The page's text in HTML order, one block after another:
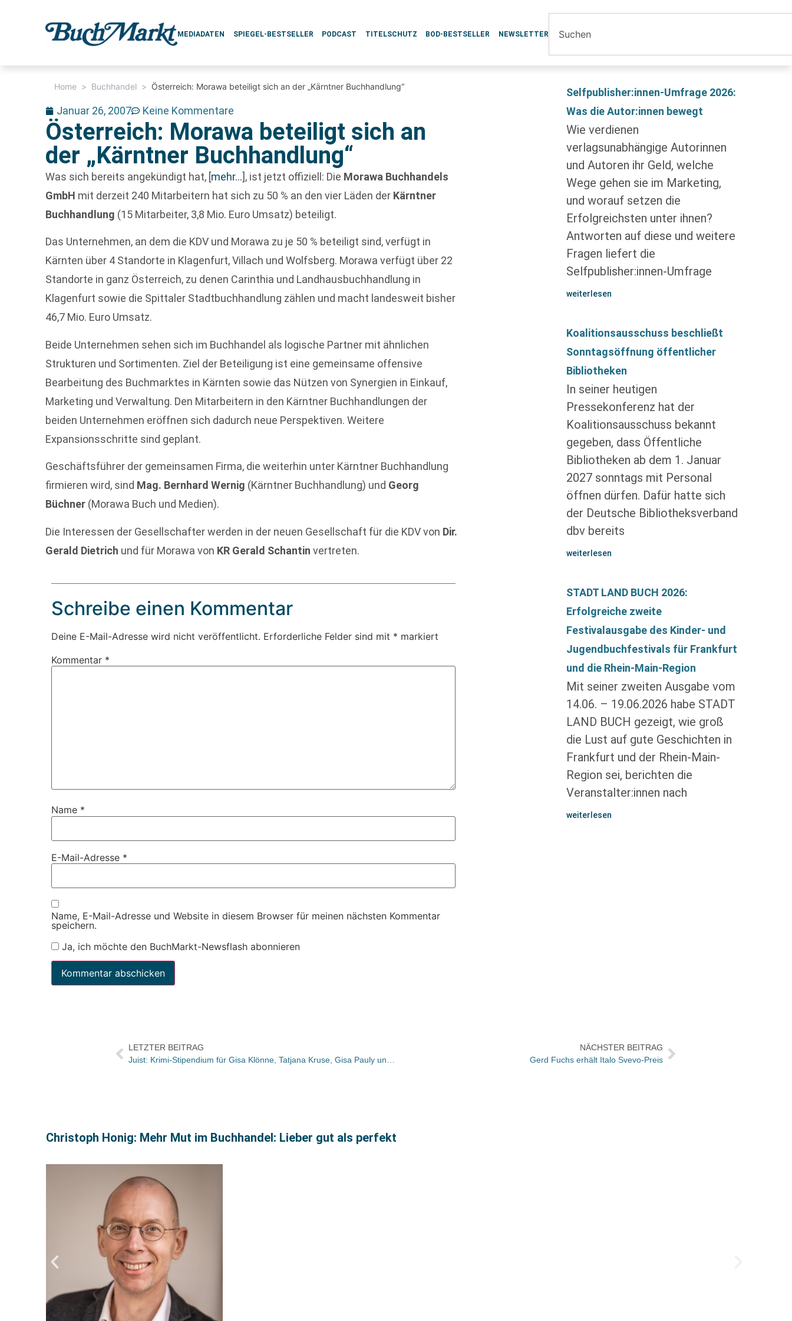
MEDIADATEN SPIEGEL-BESTSELLER PODCAST TITELSCHUTZ BOD-BESTSELLER NEWSLETTER
Home > Buchhandel > Österreich: Morawa beteiligt sich an der „Kärntner Buchhandlung“
Januar 26, 2007 Keine Kommentare
Österreich: Morawa beteiligt sich an
der „Kärntner Buchhandlung“
Was sich bereits angekündigt hat, [mehr…], ist jetzt offiziell: Die Morawa Buchhandels
GmbH mit derzeit 240 Mitarbeitern hat sich zu 50 % an den vier Läden der Kärntner
Buchhandlung (15 Mitarbeiter, 3,8 Mio. Euro Umsatz) beteiligt.
Das Unternehmen, an dem die KDV und Morawa zu je 50 % beteiligt sind, verfügt in
Kärnten über 4 Standorte in Klagenfurt, Villach und Wolfsberg. Morawa verfügt über 22
Standorte in ganz Österreich, zu denen Carinthia und Landhausbuchhandlung in
Klagenfurt sowie die Spittaler Stadtbuchhandlung zählen und macht landesweit bisher
46,7 Mio. Euro Umsatz.
Beide Unternehmen sehen sich im Buchhandel als logische Partner mit ähnlichen
Strukturen und Sortimenten. Ziel der Beteiligung ist eine gemeinsame offensive
Bearbeitung des Buchmarktes in Kärnten sowie das Nützen von Synergien in Einkauf,
Marketing und Verwaltung. Den Mitarbeitern in den Kärntner Buchhandlungen der
beiden Unternehmen eröffnen sich dadurch neue Perspektiven. Weitere
Expansionsschritte sind geplant.
Geschäftsführer der gemeinsamen Firma, die weiterhin unter Kärntner Buchhandlung
firmieren wird, sind Mag. Bernhard Wernig (Kärntner Buchhandlung) und Georg
Büchner (Morawa Buch und Medien).
Die Interessen der Gesellschafter werden in der neuen Gesellschaft für die KDV von Dir.
Gerald Dietrich und für Morawa von KR Gerald Schantin vertreten.
Schreibe einen Kommentar
Deine E-Mail-Adresse wird nicht veröffentlicht. Erforderliche Felder sind mit * markiert
Kommentar *
Name *
E-Mail-Adresse *
Name, E-Mail-Adresse und Website in diesem Browser für meinen nächsten Kommentar
speichern.
Ja, ich möchte den BuchMarkt-Newsflash abonnieren
Selfpublisher:innen-Umfrage 2026:
Was die Autor:innen bewegt
Wie verdienen
verlagsunabhängige Autorinnen
und Autoren ihr Geld, welche
Wege gehen sie im Marketing,
und worauf setzen die
Erfolgreichsten unter ihnen?
Antworten auf diese und weitere
Fragen liefert die
Selfpublisher:innen-Umfrage
weiterlesen
Koalitionsausschuss beschließt
Sonntagsöffnung öffentlicher
Bibliotheken
In seiner heutigen
Pressekonferenz hat der
Koalitionsausschuss bekannt
gegeben, dass Öffentliche
Bibliotheken ab dem 1. Januar
2027 sonntags mit Personal
öffnen dürfen. Dafür hatte sich
der Deutsche Bibliotheksverband
dbv bereits
weiterlesen
STADT LAND BUCH 2026:
Erfolgreiche zweite
Festivalausgabe des Kinder- und
Jugendbuchfestivals für Frankfurt
und die Rhein-Main-Region
Mit seiner zweiten Ausgabe vom
14.06. – 19.06.2026 habe STADT
LAND BUCH gezeigt, wie groß
die Lust auf gute Geschichten in
Frankfurt und der Rhein-Main-
Region sei, berichten die
Veranstalter:innen nach
weiterlesen
LETZTER BEITRAG
NÄCHSTER BEITRAG
Gerd Fuchs erhält Italo Svevo-Preis
Christoph Honig: Mehr Mut im Buchhandel: Lieber gut als perfekt